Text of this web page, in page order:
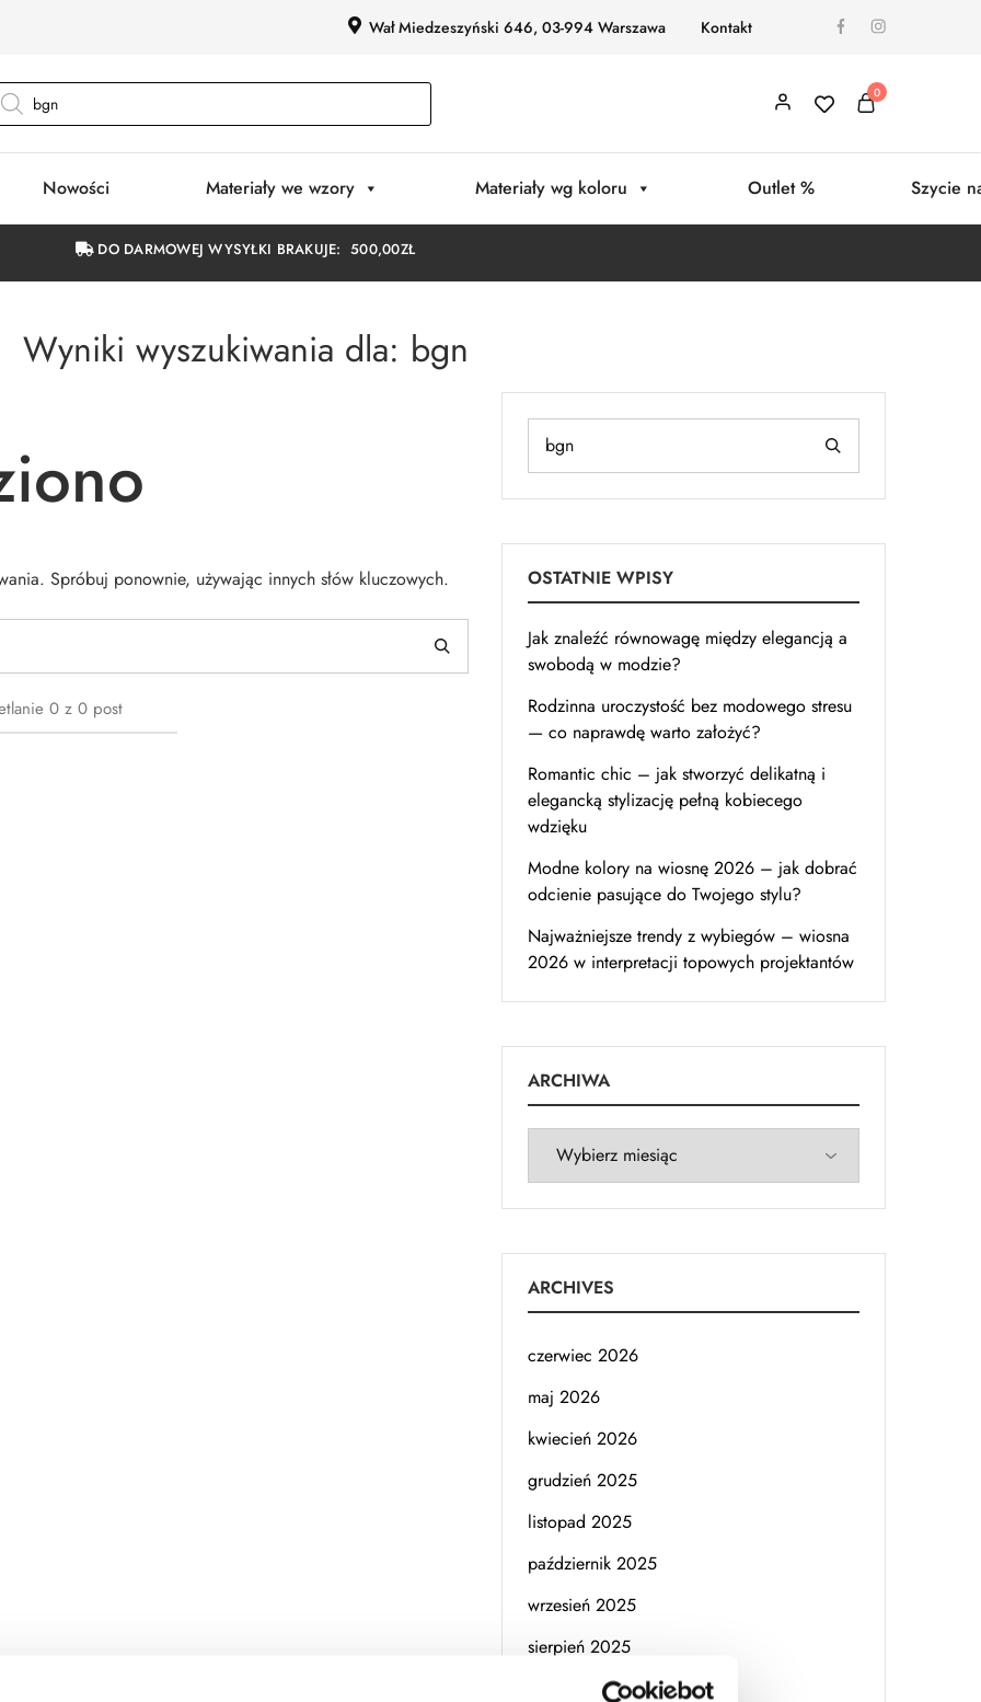
Wał Miedzeszyński 646, 03-994 Warszawa Kontakt
0
Nowości Materiały we wzory Materiały wg koloru Outlet % Szycie
DO DARMOWEJ WYSYŁKI BRAKUJE:500,00ZŁ
Wyniki wyszukiwania dla: bgn
Spróbuj ponownie, używając innych słów kluczowych.
0 z 0 post
OSTATNIE WPISY
Jak znaleźć równowagę między elegancją a
swobodą w modzie?
Rodzinna uroczystość bez modowego stresu
— co naprawdę warto założyć?
Romantic chic – jak stworzyć delikatną i
elegancką stylizację pełną kobiecego
wdzięku
Modne kolory na wiosnę 2026 – jak dobrać
odcienie pasujące do Twojego stylu?
Najważniejsze trendy z wybiegów – wiosna
2026 w interpretacji topowych projektantów
ARCHIWA
ARCHIVES
czerwiec 2026
maj 2026
kwiecień 2026
grudzień 2025
listopad 2025
październik 2025
wrzesień 2025
sierpień 2025
czerwiec 2025